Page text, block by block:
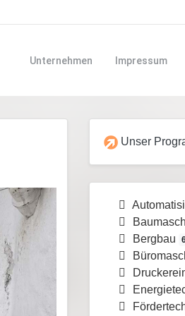
Unternehmen Impressum
Unser
Bergbau